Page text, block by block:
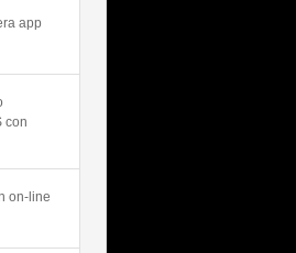
app
con
on-line